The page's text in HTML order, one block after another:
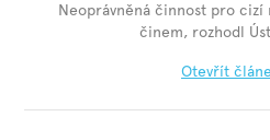
Neoprávněná činnost pro cizí
činem, rozhodl
Otevřít